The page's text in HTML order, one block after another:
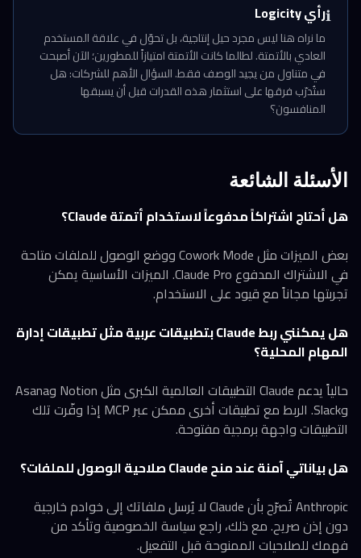
ℹ️رأي Logicity
ما نراه هنا ليس مجرد حيل إنتاجية، بل تحوّل في علاقة المستخدم
العادي بالأتمتة. لطالما كانت الأتمتة امتيازاً للمطورين؛ الآن أصبحت
في متناول من يجيد الوصف فقط. السؤال الأهم للشركات: هل
ستُدرّب فرقها على استثمار هذه القدرات قبل أن يسبقها
المنافسون؟
الأسئلة الشائعة
هل أحتاج اشتراكاً مدفوعاً لاستخدام أتمتة Claude؟
بعض الميزات مثل Cowork Mode ووضع الوصول للملفات متاحة
في الاشتراك المدفوع Claude Pro. الميزات الأساسية يمكن
تجربتها مجاناً مع قيود على الاستخدام.
هل يمكنني ربط Claude بتطبيقات عربية مثل تطبيقات إدارة
المهام المحلية؟
حالياً يدعم Claude التطبيقات العالمية الكبرى مثل Notion وAsana
وSlack. الربط مع تطبيقات أخرى ممكن عبر MCP إذا وفّرت تلك
التطبيقات واجهة برمجية مفتوحة.
هل بياناتي آمنة عند منح Claude صلاحية الوصول للملفات؟
Anthropic تُصرّح بأن Claude لا يُرسل ملفاتك إلى خوادم خارجية
دون إذن صريح. مع ذلك، راجع سياسة الخصوصية وتأكد من
فهمك للصلاحيات الممنوحة قبل التفعيل.